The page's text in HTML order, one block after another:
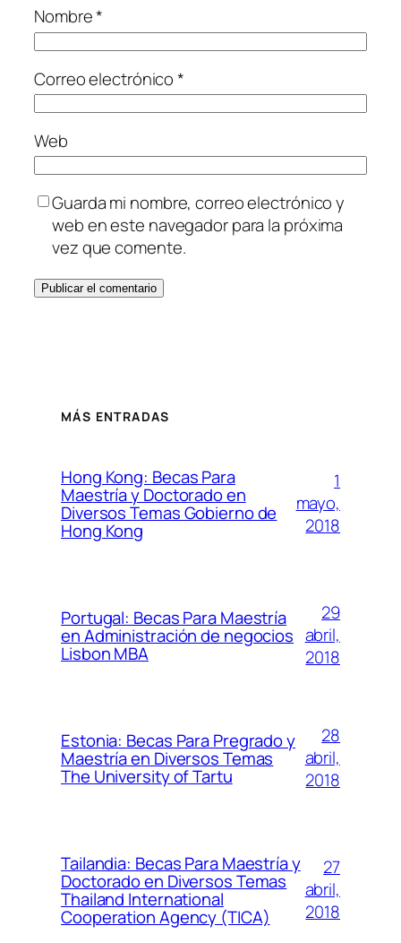
Nombre*
Correo electrónico*
Web
Guarda mi nombre, correo electrónico y
web en este navegador para la próxima
vez que comente.
MÁS ENTRADAS
Hong Kong: Becas Para
Maestría y Doctorado en
Diversos Temas Gobierno de
Hong Kong
1
mayo,
2018
Portugal: Becas Para Maestría
en Administración de negocios
Lisbon MBA
29
abril,
2018
Estonia: Becas Para Pregrado y
Maestría en Diversos Temas
The University of Tartu
28
abril,
2018
Tailandia: Becas Para Maestría y
Doctorado en Diversos Temas
Thailand International
Cooperation Agency (TICA)
27
abril,
2018